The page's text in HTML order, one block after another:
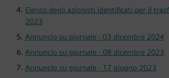
Elenco degli azionisti identificati per il
2023
Annuncio su giornale - 03 dicembre 2024
Annuncio su giornale - 08 dicembre 2023
Annuncio su giornale - 17 giugno 2023